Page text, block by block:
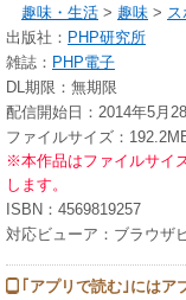
趣味・生活 > 趣味 >
出版社： PHP研究所
雑誌： PHP電子
DL期限：無期限
配信開始日：2014年5月
ファイルサイズ：
※本作品はファイルサイ
します。
ISBN：4569819257
対応ビューア：ブラウザ
｢アプリで読む｣にはア